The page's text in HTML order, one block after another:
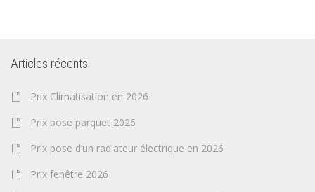
Articles récents
Prix Climatisation en 2026
Prix pose parquet 2026
Prix pose d’un radiateur électrique en 2026
Prix fenêtre 2026